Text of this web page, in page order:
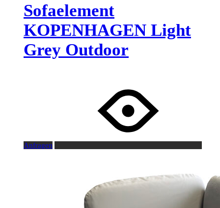
Sofaelement
KOPENHAGEN Light
Grey Outdoor
Anfragen